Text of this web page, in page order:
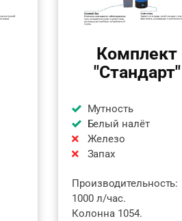
Комплект
"Стандарт"
Мутность
Белый налёт
Железо
Запах
Производительность:
1000 л/час.
Колонна 1054.